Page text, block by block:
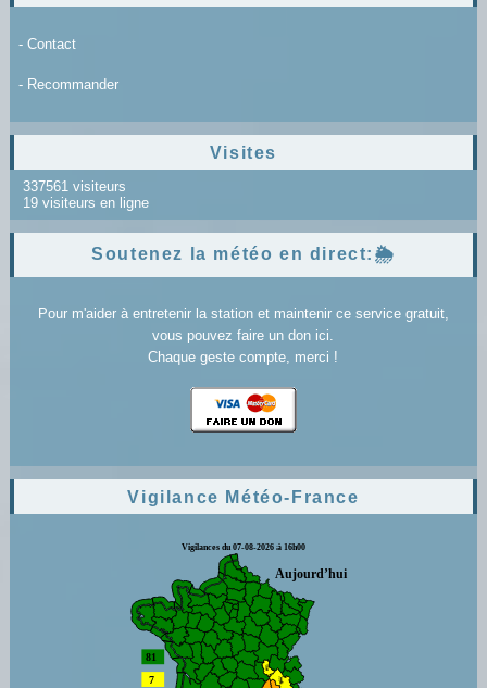
- Contact
- Recommander
Visites
337561 visiteurs
19 visiteurs en ligne
Soutenez la météo en direct:🌦️
Pour m'aider à entretenir la station et maintenir ce service gratuit,
vous pouvez faire un don ici.
Chaque geste compte, merci !
Vigilance Météo-France